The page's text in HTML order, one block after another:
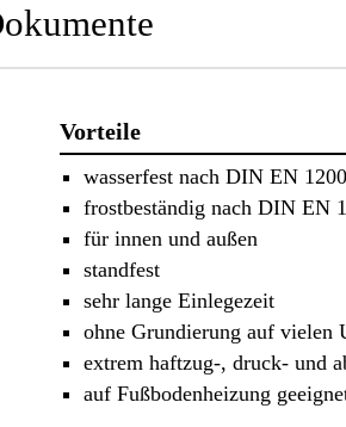
Vorteile
wasserfest nach DIN EN
frostbeständig nach DIN EN
für innen und außen
standfest
sehr lange Einlegezeit
ohne Grundierung auf vielen
extrem haftzug-, druck- und
auf Fußbodenheizung